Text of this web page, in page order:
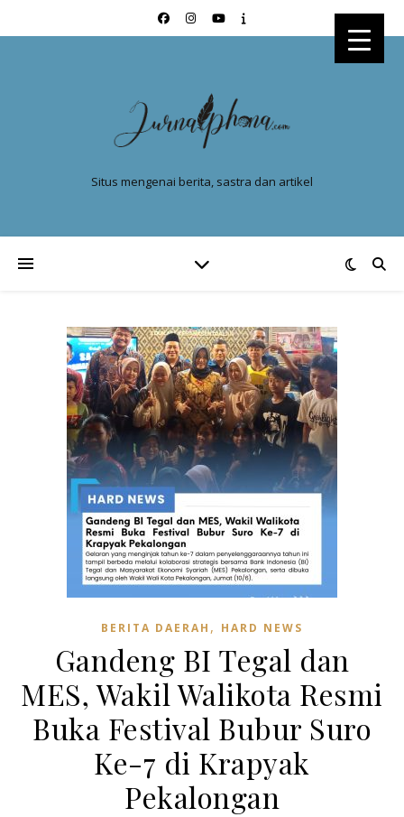
Situs mengenai berita, sastra dan artikel
BERITA DAERAH , HARD NEWS
Gandeng BI Tegal dan
MES, Wakil Walikota Resmi
Buka Festival Bubur Suro
Ke-7 di Krapyak
Pekalongan